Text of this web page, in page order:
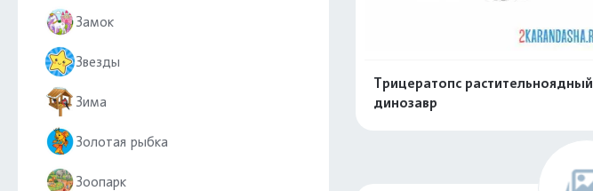
Замок
Звезды
Зима
Золотая рыбка
Зоопарк
Трицератопс растительноядный
динозавр